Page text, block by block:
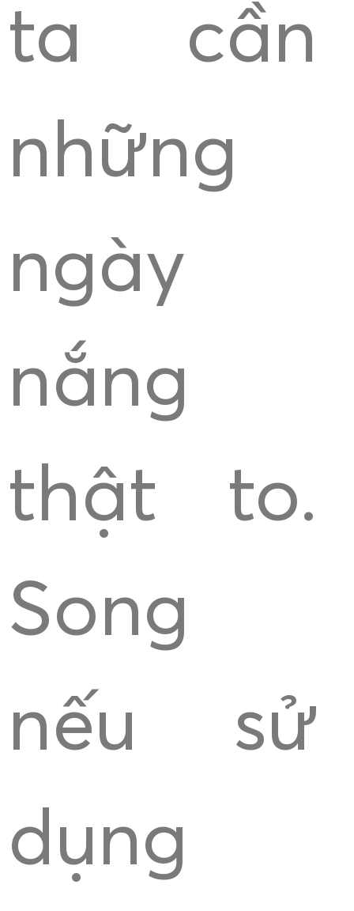
ta cần
những
ngày
nắng
thật to.
Song
nếu sử
dụng